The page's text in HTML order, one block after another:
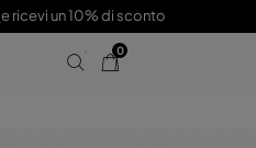
e ricevi un 10% di sconto
0